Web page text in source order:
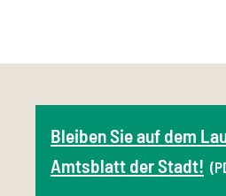
Bleiben Sie auf dem
Amtsblatt der Stadt!